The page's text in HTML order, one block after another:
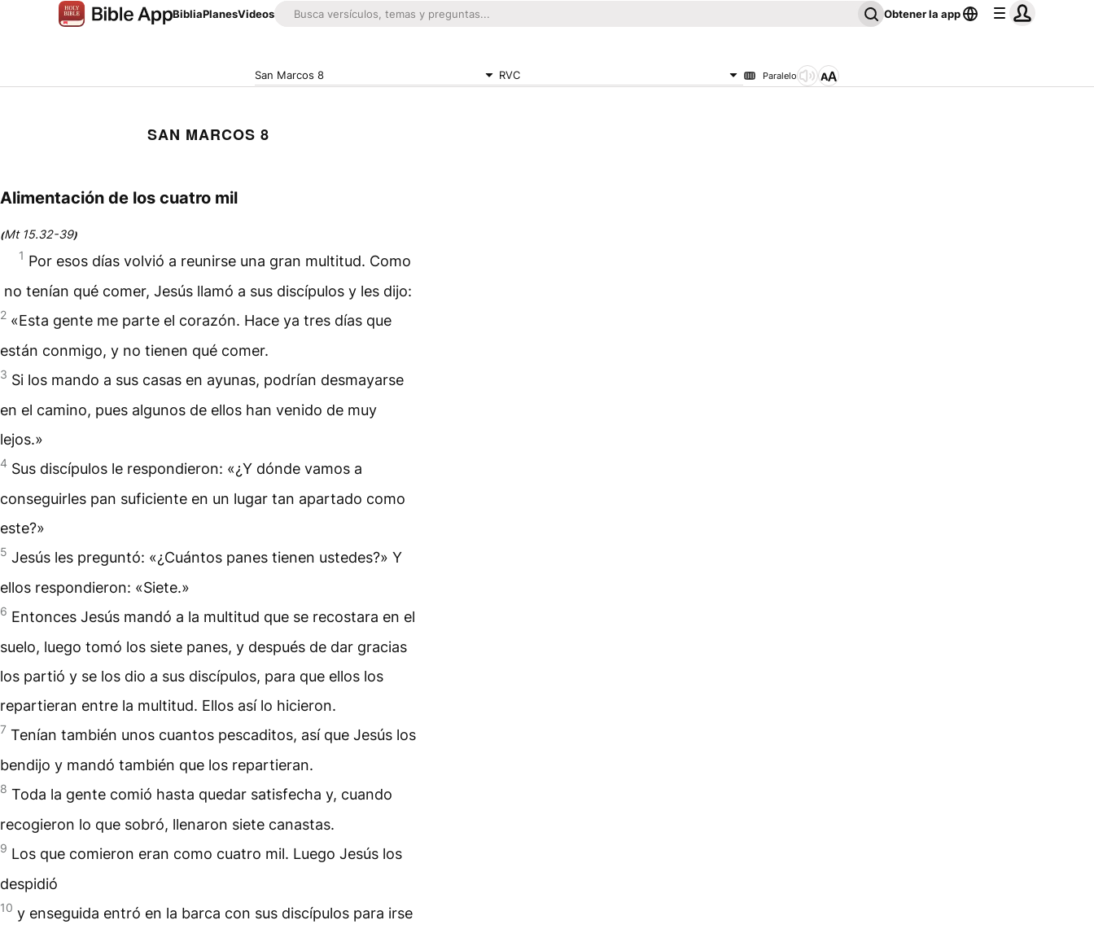
BibliaPlanesVideos Obtener la app
San Marcos 8 RVC Paralelo
SAN MARCOS 8
Alimentación de los cuatro mil
(Mt 15.32-39)
1 Por esos días volvió a reunirse una gran multitud. Como
no tenían qué comer, Jesús llamó a sus discípulos y les dijo:
2 «Esta gente me parte el corazón. Hace ya tres días que
están conmigo, y no tienen qué comer.
3 Si los mando a sus casas en ayunas, podrían desmayarse
en el camino, pues algunos de ellos han venido de muy
lejos.»
4 Sus discípulos le respondieron: «¿Y dónde vamos a
conseguirles pan suficiente en un lugar tan apartado como
este?»
5 Jesús les preguntó: «¿Cuántos panes tienen ustedes?» Y
ellos respondieron: «Siete.»
6 Entonces Jesús mandó a la multitud que se recostara en el
suelo, luego tomó los siete panes, y después de dar gracias
los partió y se los dio a sus discípulos, para que ellos los
repartieran entre la multitud. Ellos así lo hicieron.
7 Tenían también unos cuantos pescaditos, así que Jesús los
bendijo y mandó también que los repartieran.
8 Toda la gente comió hasta quedar satisfecha y, cuando
recogieron lo que sobró, llenaron siete canastas.
9 Los que comieron eran como cuatro mil. Luego Jesús los
despidió
10 y enseguida entró en la barca con sus discípulos para irse